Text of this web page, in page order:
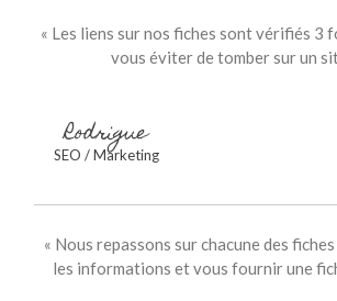
« Les liens sur nos fiches sont vérifiés 3
vous éviter de tomber sur un
Rodrigue
SEO / Marketing
« Nous repassons sur chacune des
les informations et vous fournir une